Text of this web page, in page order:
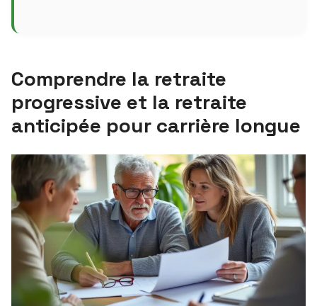
Comprendre la retraite
progressive et la retraite
anticipée pour carrière longue